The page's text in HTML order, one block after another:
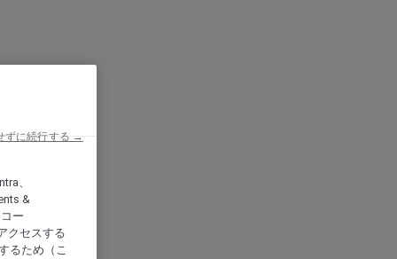
、
&
ー
クセスする
るため（こ
ずに続行する →